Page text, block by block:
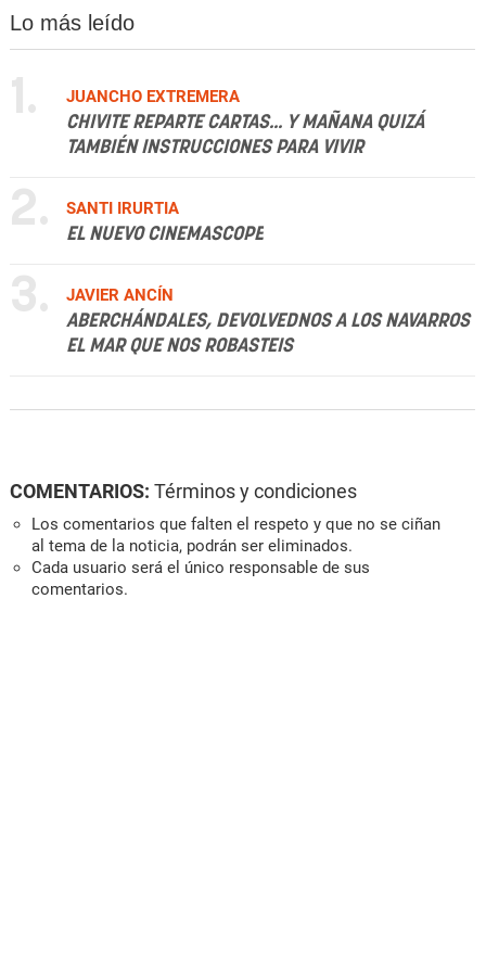
Lo más leído
1.
JUANCHO EXTREMERA
CHIVITE REPARTE CARTAS... Y MAÑANA QUIZÁ
TAMBIÉN INSTRUCCIONES PARA VIVIR
2.
SANTI IRURTIA
EL NUEVO CINEMASCOPE
3.
JAVIER ANCÍN
ABERCHÁNDALES, DEVOLVEDNOS A LOS NAVARROS
EL MAR QUE NOS ROBASTEIS
COMENTARIOS: Términos y condiciones
Los comentarios que falten el respeto y que no se ciñan
al tema de la noticia, podrán ser eliminados.
Cada usuario será el único responsable de sus
comentarios.